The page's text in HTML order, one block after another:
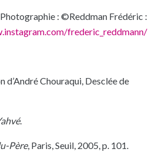
Photographie : ©Reddman Frédéric :
frederic_reddmann/
d’André Chouraqui, Desclée de
.
Père, Paris, Seuil, 2005, p. 101.